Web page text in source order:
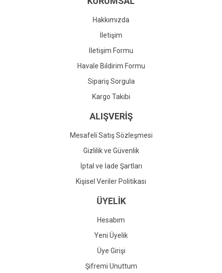
Gönder
Hakkımızda
İletişim
İletişim Formu
Havale Bildirim Formu
Sipariş Sorgula
Kargo Takibi
ALIŞVERİŞ
Mesafeli Satış Sözleşmesi
Gizlilik ve Güvenlik
İptal ve İade Şartları
Kişisel Veriler Politikası
ÜYELİK
Hesabım
Yeni Üyelik
Üye Girişi
Şifremi Unuttum